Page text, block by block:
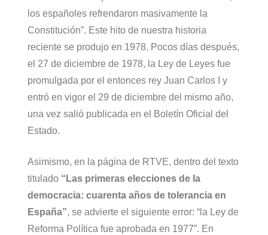
los españoles refrendaron masivamente la
Constitución”. Este hito de nuestra historia
reciente se produjo en 1978. Pocos días después,
el 27 de diciembre de 1978, la Ley de Leyes fue
promulgada por el entonces rey Juan Carlos I y
entró en vigor el 29 de diciembre del mismo año,
una vez salió publicada en el Boletín Oficial del
Estado.
Asimismo, en la página de RTVE, dentro del texto
titulado “Las primeras elecciones de la
democracia: cuarenta años de tolerancia en
España”, se advierte el siguiente error: “la Ley de
Reforma Política fue aprobada en 1977”. En